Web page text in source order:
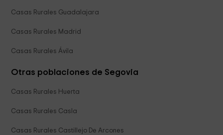
Casas Rurales Guadalajara
Casas Rurales Madrid
Casas Rurales Ávila
Otras poblaciones de Segovia
Casas Rurales Huerta
Casas Rurales Casla
Casas Rurales Castillejo De Arcones